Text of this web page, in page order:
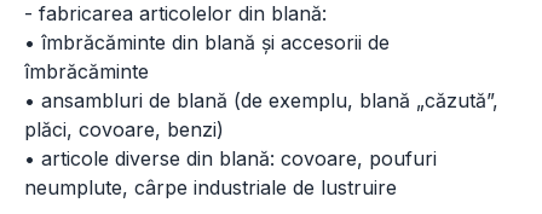
- fabricarea articolelor din blană:
• îmbrăcăminte din blană și accesorii de
îmbrăcăminte
• ansambluri de blană (de exemplu, blană „căzută”,
plăci, covoare, benzi)
• articole diverse din blană: covoare, poufuri
neumplute, cârpe industriale de lustruire